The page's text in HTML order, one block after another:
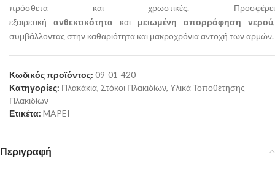
πρόσθετα και χρωστικές. Προσφέρει
εξαιρετική ανθεκτικότητα και μειωμένη απορρόφηση νερού,
συμβάλλοντας στην καθαριότητα και μακροχρόνια αντοχή των αρμών.
Κωδικός προϊόντος: 09-01-420
Κατηγορίες: Πλακάκια, Στόκοι Πλακιδίων, Υλικά Τοποθέτησης
Πλακιδίων
Ετικέτα: MAPEI
Περιγραφή